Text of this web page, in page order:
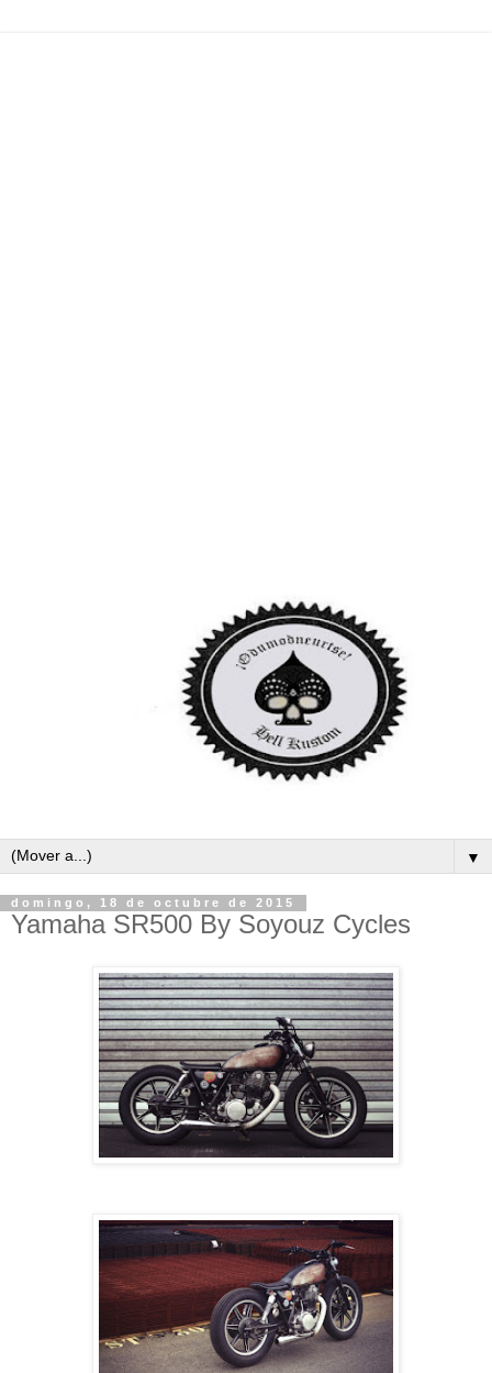
▼
domingo, 18 de octubre de 2015
Yamaha SR500 By Soyouz Cycles